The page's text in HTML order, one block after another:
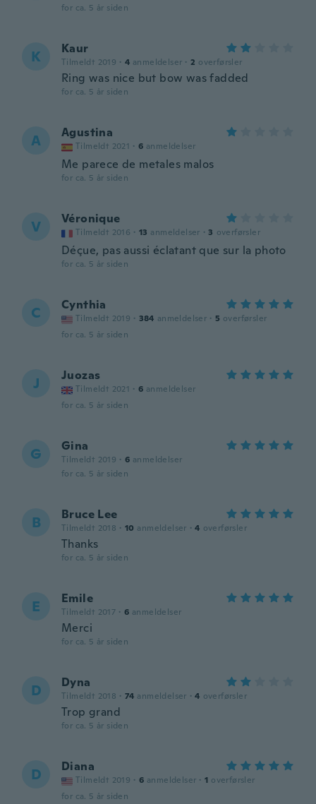
for ca. 5 år siden
K Kaur
Tilmeldt 2019 · 4 anmeldelser · 2 overførsler
Ring was nice but bow was fadded
for ca. 5 år siden
A Agustina
Tilmeldt 2021 · 6 anmeldelser
Me parece de metales malos
for ca. 5 år siden
V Véronique
Tilmeldt 2016 · 13 anmeldelser · 3 overførsler
Déçue, pas aussi éclatant que sur la photo
for ca. 5 år siden
C Cynthia
Tilmeldt 2019 · 384 anmeldelser · 5 overførsler
for ca. 5 år siden
J Juozas
Tilmeldt 2021 · 6 anmeldelser
for ca. 5 år siden
G Gina
Tilmeldt 2019 · 6 anmeldelser
for ca. 5 år siden
B Bruce Lee
Tilmeldt 2018 · 10 anmeldelser · 4 overførsler
Thanks
for ca. 5 år siden
E Emile
Tilmeldt 2017 · 6 anmeldelser
Merci
for ca. 5 år siden
D Dyna
Tilmeldt 2018 · 74 anmeldelser · 4 overførsler
Trop grand
for ca. 5 år siden
D Diana
Tilmeldt 2019 · 6 anmeldelser · 1 overførsler
for ca. 5 år siden